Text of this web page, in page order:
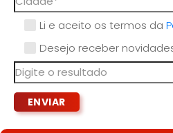
Li e aceito os termos da
Desejo receber